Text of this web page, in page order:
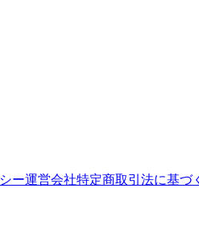
ー運営会社特定商取引法に基づ